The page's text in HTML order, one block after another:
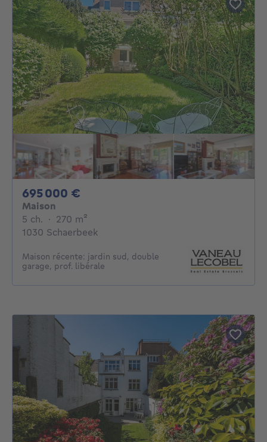
695 000 €
Maison
5 ch. 5 chambres
· 270 m²
1030 Schaerbeek
Maison récente: jardin sud, double
garage, prof. libérale